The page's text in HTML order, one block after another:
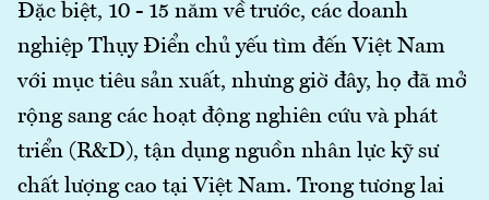
Đặc biệt, 10 - 15 năm về trước, các doanh
nghiệp Thụy Điển chủ yếu tìm đến Việt Nam
với mục tiêu sản xuất, nhưng giờ đây, họ đã mở
rộng sang các hoạt động nghiên cứu và phát
triển (R&D), tận dụng nguồn nhân lực kỹ sư
chất lượng cao tại Việt Nam. Trong tương lai